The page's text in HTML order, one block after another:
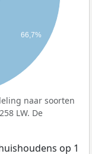
66,7%
naar soorten
LW. De
op 1